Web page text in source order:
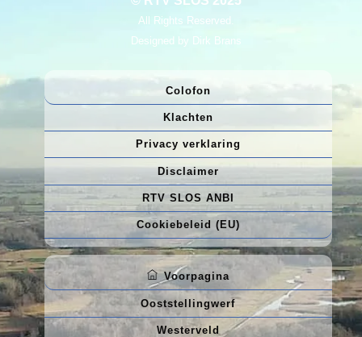
All Rights Reserved.
Designed by Dirk Brans
Colofon
Klachten
Privacy verklaring
Disclaimer
RTV SLOS ANBI
Cookiebeleid (EU)
Voorpagina
Ooststellingwerf
Westerveld